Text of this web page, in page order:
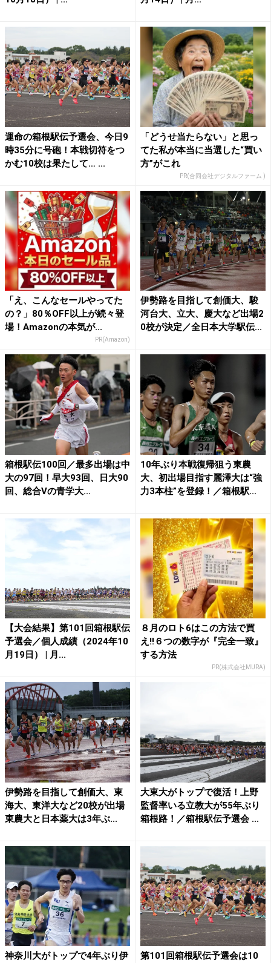
運命の箱根駅伝予選会、今日9
時35分に号砲！本戦切符をつ
かむ10校は果たして… ...
「どうせ当たらない」と思っ
てた私が本当に当選した“買い
方”がこれ
PR(合同会社デジタルファーム )
「え、こんなセールやってた
の？」80％OFF以上が続々登
場！Amazonの本気が...
PR(Amazon)
伊勢路を目指して創価大、駿
河台大、立大、慶大など出場2
0校が決定／全日本大学駅伝...
箱根駅伝100回／最多出場は中
大の97回！早大93回、日大90
回、総合Vの青学大...
10年ぶり本戦復帰狙う東農
大、初出場目指す麗澤大は“強
力3本柱”を登録！／箱根駅...
【大会結果】第101回箱根駅伝
予選会／個人成績（2024年10
月19日） | 月...
８月のロト6はこの方法で買
え!!６つの数字が『完全一致』
する方法
PR(株式会社MURA)
伊勢路を目指して創価大、東
海大、東洋大など20校が出場
東農大と日本薬大は3年ぶ...
大東大がトップで復活！上野
監督率いる立教大が55年ぶり
箱根路！／箱根駅伝予選会 ...
神奈川大がトップで4年ぶり伊
第101回箱根駅伝予選会は10